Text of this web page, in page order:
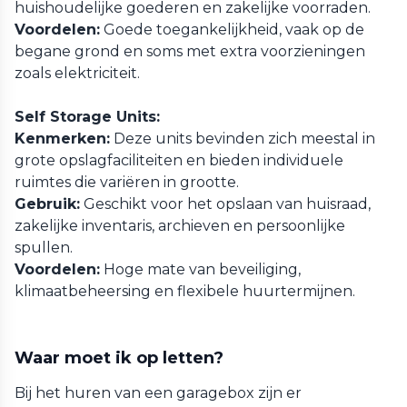
huishoudelijke goederen en zakelijke voorraden.
Voordelen: Goede toegankelijkheid, vaak op de
begane grond en soms met extra voorzieningen
zoals elektriciteit.
Self Storage Units:
Kenmerken: Deze units bevinden zich meestal in
grote opslagfaciliteiten en bieden individuele
ruimtes die variëren in grootte.
Gebruik: Geschikt voor het opslaan van huisraad,
zakelijke inventaris, archieven en persoonlijke
spullen.
Voordelen: Hoge mate van beveiliging,
klimaatbeheersing en flexibele huurtermijnen.
Waar moet ik op letten?
Bij het huren van een garagebox zijn er